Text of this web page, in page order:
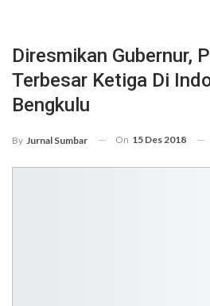
Diresmikan Gubernur,
Terbesar Ketiga Di
Bengkulu
By Jurnal Sumbar On 15 Des 2018